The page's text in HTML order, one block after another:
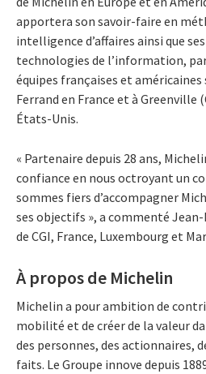
apportera son savoir-faire en
intelligence d’affaires ainsi que
technologies de l’information,
équipes françaises et
Ferrand en France et à Greenville
États-Unis.
« Partenaire depuis 28 ans,
confiance en nous octroyant un
sommes fiers d’accompagner
ses objectifs », a commenté
de CGI, France, Luxembourg et
À propos de Michelin
Michelin a pour ambition de
mobilité et de créer de la valeur
des personnes, des actionnaires,
faits. Le Groupe innove depuis